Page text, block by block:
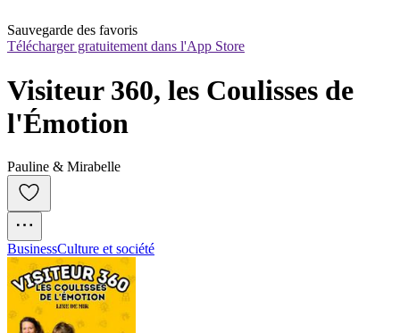
Sauvegarde des favoris
Télécharger gratuitement dans l'App Store
Visiteur 360, les Coulisses de
l'Émotion
Pauline & Mirabelle
BusinessCulture et société